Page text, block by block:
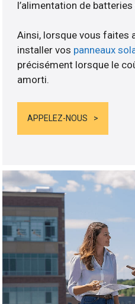
l’alimentation de
Ainsi, lorsque vous faites
installer vos panneaux
précisément lorsque le
amorti.
APPELEZ-NOUS